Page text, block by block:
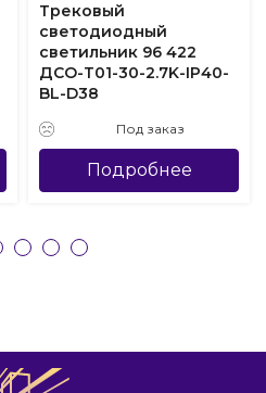
Трековый
светодиодный
светильник 96 422
ДСО-Т01-30-2.7K-IP40-
BL-D38
Под заказ
Подробнее